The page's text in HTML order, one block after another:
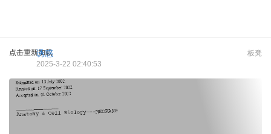
点击重新加载 板凳
诱惑
2025-3-22 02:40:53